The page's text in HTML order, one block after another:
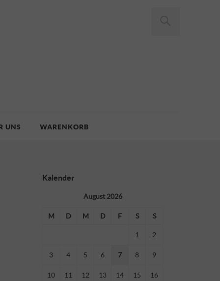
UNS WARENKORB
Kalender
August 2026
M D M D F S S
1 2
3 4 5 6 7 8 9
10 11 12 13 14 15 16